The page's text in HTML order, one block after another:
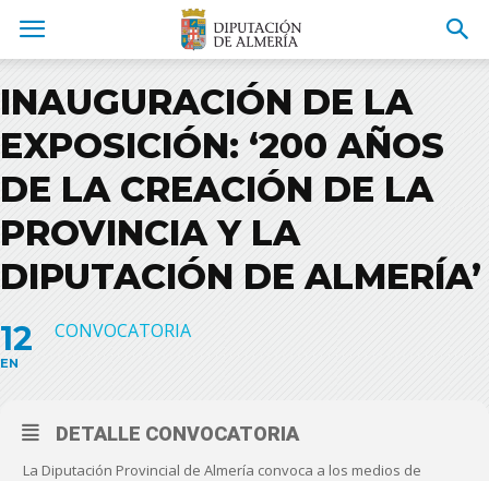
INAUGURACIÓN DE LA
EXPOSICIÓN: ‘200 AÑOS
DE LA CREACIÓN DE LA
PROVINCIA Y LA
DIPUTACIÓN DE ALMERÍA’
12
EN
CONVOCATORIA
DETALLE CONVOCATORIA
La Diputación Provincial de Almería convoca a los medios de